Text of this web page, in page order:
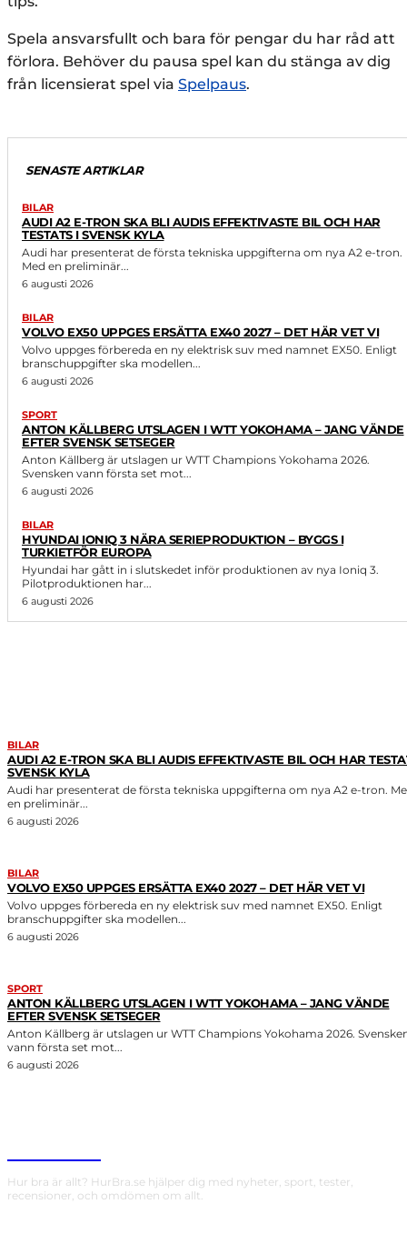
Spela ansvarsfullt och bara för pengar du har råd att
förlora. Behöver du pausa spel kan du stänga av dig
från licensierat spel via Spelpaus.
SENASTE ARTIKLAR
BILAR
AUDI A2 E-TRON SKA BLI AUDIS EFFEKTIVASTE BIL OCH HAR
TESTATS I SVENSK KYLA
Audi har presenterat de första tekniska uppgifterna om nya A2 e-tron.
Med en preliminär...
6 augusti 2026
BILAR
VOLVO EX50 UPPGES ERSÄTTA EX40 2027 – DET HÄR VET VI
Volvo uppges förbereda en ny elektrisk suv med namnet EX50. Enligt
branschuppgifter ska modellen...
6 augusti 2026
SPORT
ANTON KÄLLBERG UTSLAGEN I WTT YOKOHAMA – JANG VÄNDE
EFTER SVENSK SETSEGER
Anton Källberg är utslagen ur WTT Champions Yokohama 2026.
Svensken vann första set mot...
6 augusti 2026
BILAR
HYUNDAI IONIQ 3 NÄRA SERIEPRODUKTION – BYGGS I
TURKIETFÖR EUROPA
Hyundai har gått in i slutskedet inför produktionen av nya Ioniq 3.
Pilotproduktionen har...
6 augusti 2026
BILAR
AUDI A2 E-TRON SKA BLI AUDIS EFFEKTIVASTE BIL OCH HAR
SVENSK KYLA
Audi har presenterat de första tekniska uppgifterna om nya A2 e-tron.
en preliminär...
6 augusti 2026
BILAR
VOLVO EX50 UPPGES ERSÄTTA EX40 2027 – DET HÄR VET VI
Volvo uppges förbereda en ny elektrisk suv med namnet EX50. Enligt
branschuppgifter ska modellen...
6 augusti 2026
SPORT
ANTON KÄLLBERG UTSLAGEN I WTT YOKOHAMA – JANG VÄNDE
EFTER SVENSK SETSEGER
Anton Källberg är utslagen ur WTT Champions Yokohama 2026.
vann första set mot...
6 augusti 2026
Hur bra är allt? HurBra.se hjälper dig med nyheter, sport, tester,
recensioner, och omdömen om allt.